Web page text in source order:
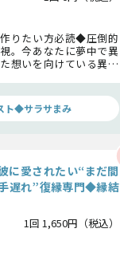
作りたい方必読◆圧倒的
。今あなたに夢中で異
想いを向けている異性
ト◆サラサまみ
に愛されたい“まだ間
遅れ”復縁専門◆縁結
1回 1,650円（税込）